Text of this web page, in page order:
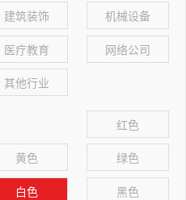
建筑装饰 机械设备
医疗教育 网络公司
其他行业
红色
黄色 绿色
白色 黑色